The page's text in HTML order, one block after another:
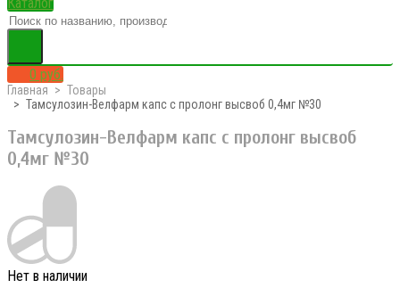
0 руб.
Главная
Товары
Тамсулозин-Велфарм капс с пролонг высвоб 0,4мг №30
Тамсулозин-Велфарм капс с пролонг высвоб
0,4мг №30
Нет в наличии